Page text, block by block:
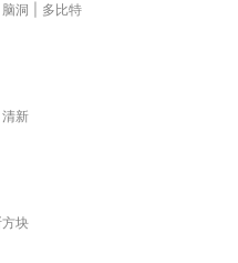
脑洞
多比特
清新
块